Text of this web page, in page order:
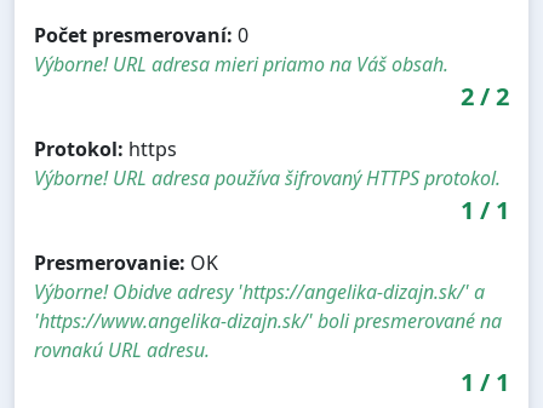
Počet presmerovaní: 0
Výborne! URL adresa mieri priamo na Váš obsah.
2/2
Protokol: https
Výborne! URL adresa používa šifrovaný HTTPS protokol.
1 / 1
Presmerovanie: OK
Výborne! Obidve adresy 'https://angelika-dizajn.sk/' a
'https://www.angelika-dizajn.sk/' boli presmerované na
rovnakú URL adresu.
1 / 1